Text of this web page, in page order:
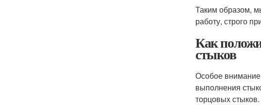
Таким образом,
работу, строго
Как
стыков
Особое внимание
выполнения
торцовых